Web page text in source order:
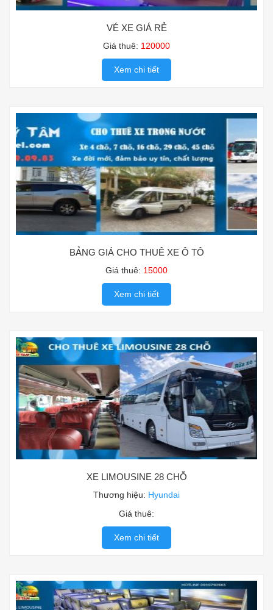
VÉ XE GIÁ RẺ
Giá thuê: 120000
Xem chi tiết
BẢNG GIÁ CHO THUÊ XE Ô TÔ
Giá thuê: 15000
Xem chi tiết
XE LIMOUSINE 28 CHỖ
Thương hiệu: Hyundai
Giá thuê:
Xem chi tiết